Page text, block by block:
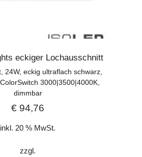
eckiger Lochausschnitt
24W, eckig ultraflach schwarz,
3000|3500|4000K,
dimmbar
€ 94,76
inkl. 20 % MwSt.
zzgl.